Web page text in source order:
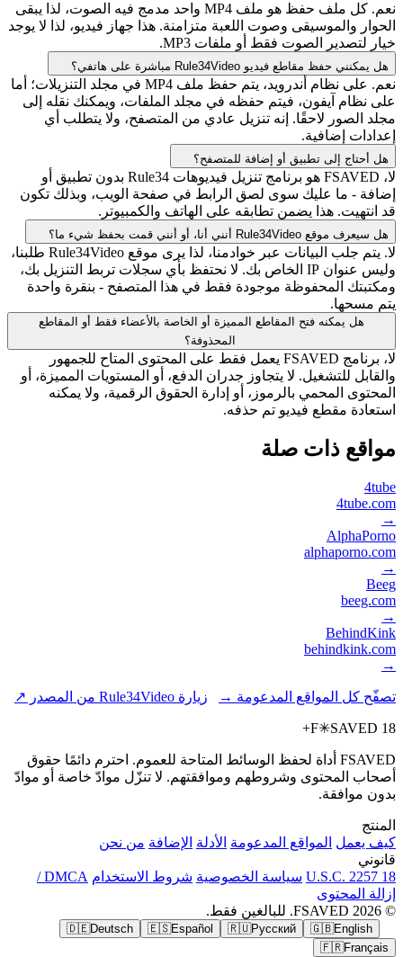
نعم. كل ملف حفظ هو ملف MP4 واحد مدمج فيه الصوت، لذا يبقى
الحوار والموسيقى وصوت اللعبة متزامنة. هذا جهاز فيديو، لذا لا يوجد
خيار لتصدير الصوت فقط أو ملفات MP3.
هل يمكنني حفظ مقاطع فيديو Rule34Video مباشرة على هاتفي؟
نعم. على نظام أندرويد، يتم حفظ ملف MP4 في مجلد التنزيلات؛ أما
على نظام آيفون، فيتم حفظه في مجلد الملفات، ويمكنك نقله إلى
مجلد الصور لاحقًا. إنه تنزيل عادي من المتصفح، ولا يتطلب أي
إعدادات إضافية.
هل أحتاج إلى تطبيق أو إضافة للمتصفح؟
لا، FSAVED هو برنامج تنزيل فيديوهات Rule34 بدون تطبيق أو
إضافة - ما عليك سوى لصق الرابط في صفحة الويب، وبذلك تكون
قد انتهيت. هذا يضمن تطابقه على الهاتف والكمبيوتر.
هل سيعرف موقع Rule34Video أنني أنا، أو أنني قمت بحفظ شيء ما؟
لا. يتم جلب البيانات عبر خوادمنا، لذا يرى موقع Rule34Video طلبنا،
وليس عنوان IP الخاص بك. لا نحتفظ بأي سجلات تربط التنزيل بك،
ومكتبتك المحفوظة موجودة فقط في هذا المتصفح - بنقرة واحدة
يتم مسحها.
هل يمكنه فتح المقاطع المميزة أو الخاصة بالأعضاء فقط أو المقاطع
المحذوفة؟
لا، برنامج FSAVED يعمل فقط على المحتوى المتاح للجمهور
والقابل للتشغيل. لا يتجاوز جدران الدفع، أو المستويات المميزة، أو
المحتوى المحمي بالرموز، أو إدارة الحقوق الرقمية، ولا يمكنه
استعادة مقطع فيديو تم حذفه.
مواقع ذات صلة
4tube
4tube.com
→
AlphaPorno
alphaporno.com
→
Beeg
beeg.com
→
BehindKink
behindkink.com
→
تصفّح كل المواقع المدعومة → زيارة Rule34Video من المصدر ↗
F✳SAVED 18+
FSAVED أداة لحفظ الوسائط المتاحة للعموم. احترم دائمًا حقوق
أصحاب المحتوى وشروطهم وموافقتهم. لا تنزّل موادّ خاصة أو موادّ
بدون موافقة.
المنتج
كيف يعمل المواقع المدعومة الأدلة الإضافة من نحن
قانوني
18 U.S.C. 2257
سياسة الخصوصية شروط الاستخدام
DMCA /
إزالة المحتوى
© 2026 FSAVED. للبالغين فقط.
🇬🇧English
🇷🇺Русский
🇪🇸Español
🇩🇪Deutsch
🇫🇷Français